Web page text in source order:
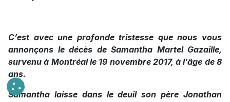
C’est avec une profonde tristesse que nous vous
annonçons le décès de Samantha Martel Gazaille,
survenu à Montréal le 19 novembre 2017, à l’âge de 8
ans.
Samantha laisse dans le deuil son père Jonathan